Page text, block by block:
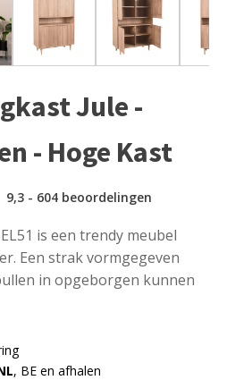
Jule -
- Hoge Kast
9,3 - 604 beoordelingen
is een trendy meubel
Een strak vormgegeven
in opgeborgen kunnen
, BE en afhalen